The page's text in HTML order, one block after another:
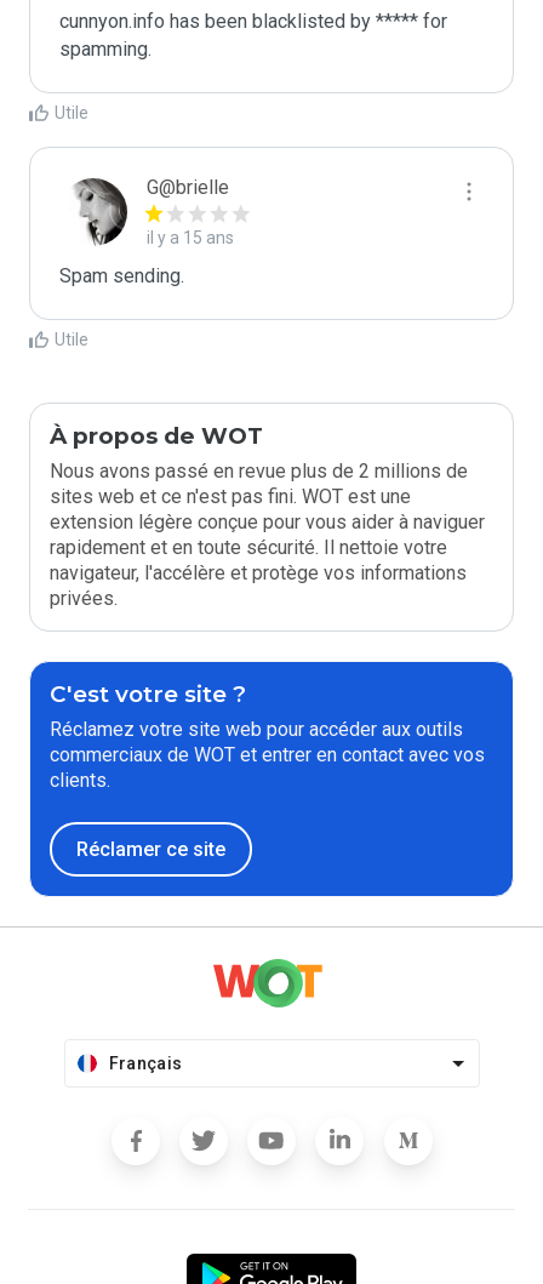
cunnyon.info has been blacklisted by ***** for
spamming.
Utile
G@brielle
il y a 15 ans
Spam sending.
Utile
À propos de WOT
Nous avons passé en revue plus de 2 millions de
sites web et ce n'est pas fini. WOT est une
extension légère conçue pour vous aider à naviguer
rapidement et en toute sécurité. Il nettoie votre
navigateur, l'accélère et protège vos informations
privées.
C'est votre site ?
Réclamez votre site web pour accéder aux outils
commerciaux de WOT et entrer en contact avec vos
clients.
Réclamer ce site
Français